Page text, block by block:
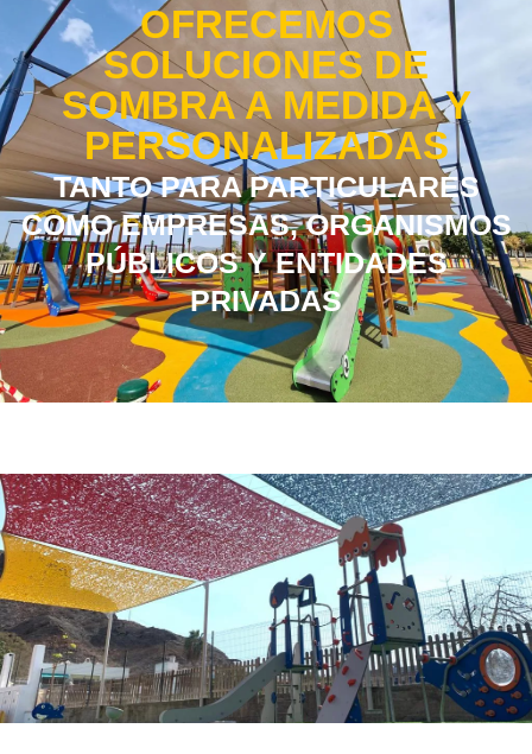
OFRECEMOS
SOLUCIONES DE
SOMBRA A MEDIDA Y
PERSONALIZADAS
TANTO PARA PARTICULARES
COMO EMPRESAS, ORGANISMOS
PÚBLICOS Y ENTIDADES
PRIVADAS